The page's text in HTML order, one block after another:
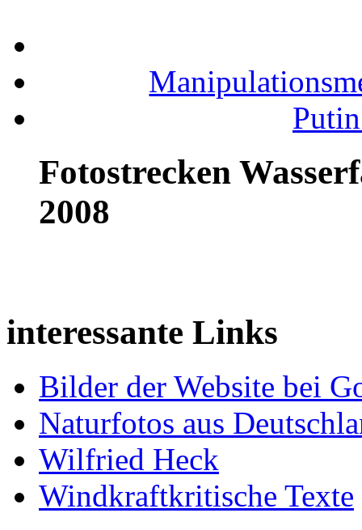
Fotostrecken
2008
interessante Links
Bilder der Website bei
Naturfotos aus
Wilfried Heck
Windkraftkritische Texte